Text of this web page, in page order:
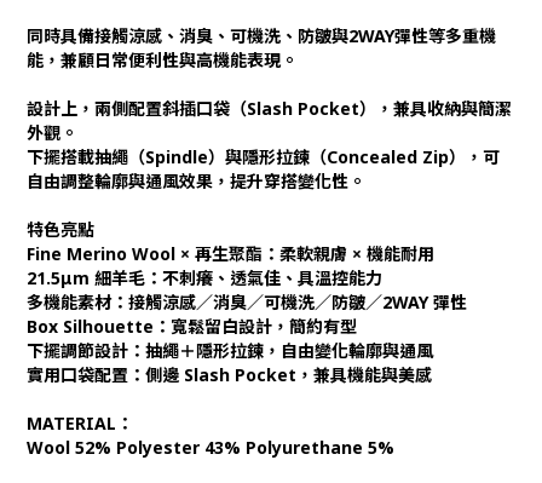
同時具備接觸涼感、消臭、可機洗、防皺與2WAY彈性等多重機
能，兼顧日常便利性與高機能表現。
設計上，兩側配置斜插口袋（Slash Pocket），兼具收納與簡潔
外觀。
下擺搭載抽繩（Spindle）與隱形拉鍊（Concealed Zip），可
自由調整輪廓與通風效果，提升穿搭變化性。
特色亮點
Fine Merino Wool × 再生聚酯：柔軟親膚 × 機能耐用
21.5μm 細羊毛：不刺癢、透氣佳、具溫控能力
多機能素材：接觸涼感／消臭／可機洗／防皺／2WAY 彈性
Box Silhouette：寬鬆留白設計，簡約有型
下擺調節設計：抽繩＋隱形拉鍊，自由變化輪廓與通風
實用口袋配置：側邊 Slash Pocket，兼具機能與美感
MATERIAL：
Wool 52% Polyester 43% Polyurethane 5%